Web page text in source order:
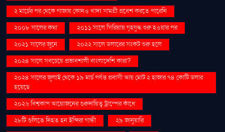
২ মার্চের পর থেকে গাজায় কোনও খাদ্য সামগ্রী প্রবেশ করতে পারেনি
২০০৮ সালের কথা
২০১১ সালে সিরিয়ায় গৃহযুদ্ধ শুরু হওয়ার পর
২০২১ সালের জুনে
২০২২ সালে ডলারের সংকট শুরু হলে
২০২৪ সালে সবচেয়ে প্রভাবশালী বাংলাদেশি কারা?
২০২৪ সালের জুলাই থেকে ১৯ মার্চ পর্যন্ত প্রবাসী আয় মোট ২ হাজার ৭৪ কোটি ডলার
হয়েছে
২০২৬ বিশ্বকাপ আয়োজনের গুরুদায়িত্ব ট্রাম্পের কাঁধে
২৮টি গুলিতে নিহত হন ইন্দিরা গান্ধী
২৯ জানুয়ারি